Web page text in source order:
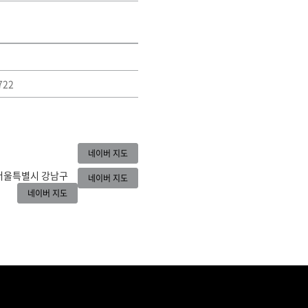
네이버 지도
네이버 지도
울특별시 강남구
네이버 지도